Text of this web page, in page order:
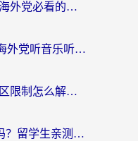
咪咕体育在香港用不了？海外党必看的回国加速器选择指南（附3个真实场景解决方案）
网易云ip怎么改成中国？海外党听音乐听书的无痛解决方案
海外党必看：汽水解锁地区限制怎么解除？3招解决国内影音&生活服务难题
央视影音VIP海外可以看吗？留学生亲测有效的回国加速器选择指南